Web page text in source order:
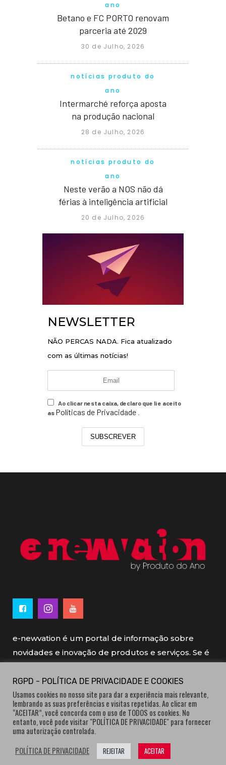
ano
Betano e FC PORTO renovam
parceria até 2029
30 de Julho, 2026
notícias produto do
ano
Intermarché reforça aposta
na produção nacional
28 de Julho, 2026
notícias produto do
ano
Neste verão a NOS não dá
férias à inteligência artificial
20 de Julho, 2026
NEWSLETTER
NÃO PERCAS NADA. Fica atualizado
com as últimas notícias!
Ao clicar nesta caixa, declaro que li e aceito
as Políticas de Privacidade
SUBSCREVER
e-newvation é um portal de informação sobre
novidades e inovação de produtos e serviços. Se é
e-newvation tem o patrocínio do “Produto do
Ano”, o prémio de inovação atribuído por
consumidores.
RGPD - POLÍTICA DE PRIVACIDADE E COOKIES
Usamos cookies no nosso site para dar a experiência mais relevante,
lembrando as suas preferências e visitas repetidas. Ao clicar em
“ACEITAR”, você concorda com o uso de TODOS os cookies. No
entanto, você pode visitar "POLÍTICA DE PRIVACIDADE" para fornecer
uma autorização controlada.
POLÍTICA DE PRIVACIDADE
REJEITAR ACEITAR